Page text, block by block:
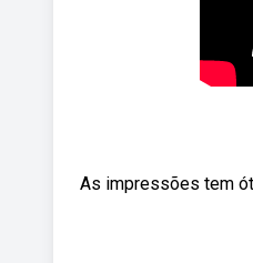
As impressões tem